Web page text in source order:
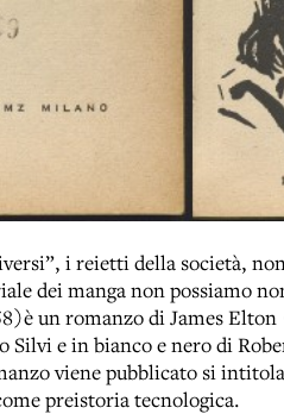
i reietti della società,
dei manga non possiamo
un romanzo di James
e in bianco e nero di
viene pubblicato si intitola
preistoria tecnologica.